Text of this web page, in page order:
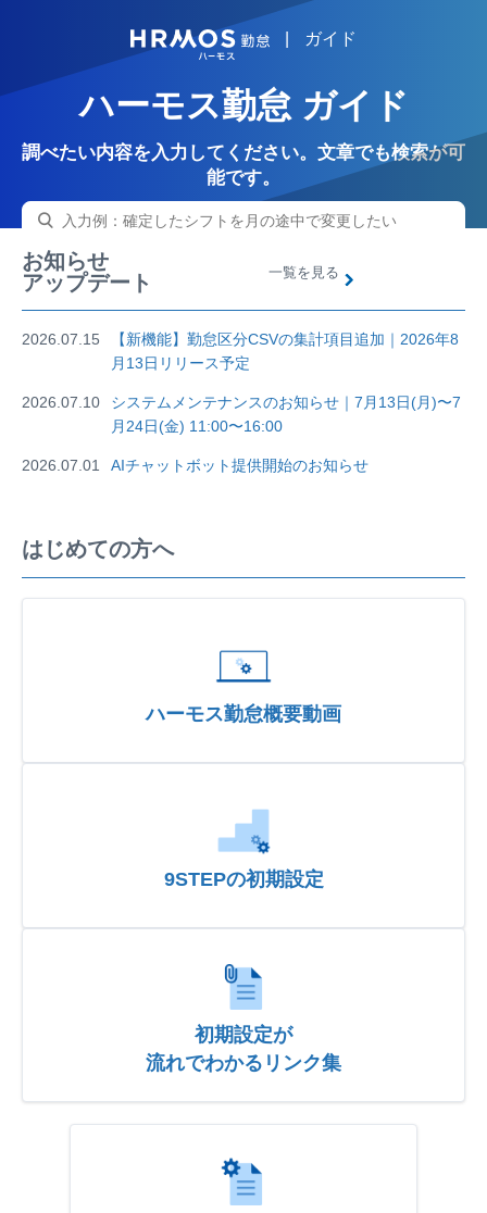
HRMOSガイド
ハーモス勤怠 ガイド
調べたい内容を入力してください。文章でも検索が可
能です。
お知らせ
アップデート
一覧を見る
2026.07.15
【新機能】勤怠区分CSVの集計項目追加｜2026年8
月13日リリース予定
2026.07.10
システムメンテナンスのお知らせ｜7月13日(月)〜7
月24日(金) 11:00〜16:00
2026.07.01 AIチャットボット提供開始のお知らせ
はじめての方へ
ハーモス勤怠概要動画
9STEPの初期設定
初期設定が
流れでわかるリンク集